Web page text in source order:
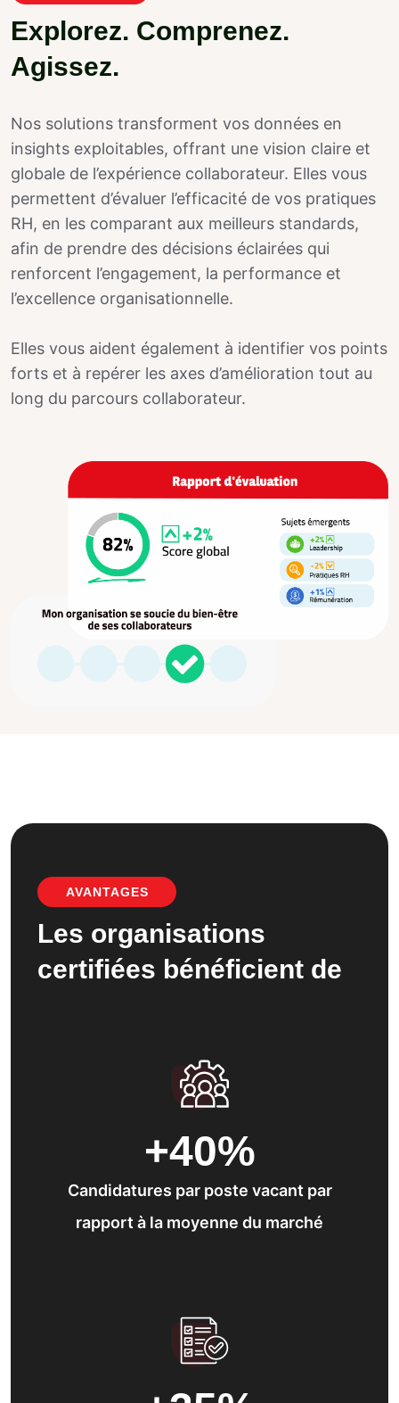
Explorez. Comprenez.
Agissez.
Nos solutions transforment vos données en
insights exploitables, offrant une vision claire et
globale de l’expérience collaborateur. Elles vous
permettent d’évaluer l’efficacité de vos pratiques
RH, en les comparant aux meilleurs standards,
afin de prendre des décisions éclairées qui
renforcent l’engagement, la performance et
l’excellence organisationnelle.
Elles vous aident également à identifier vos points
forts et à repérer les axes d’amélioration tout au
long du parcours collaborateur.
AVANTAGES
Les organisations
certifiées bénéficient de
+40%
Candidatures par poste vacant par
rapport à la moyenne du marché